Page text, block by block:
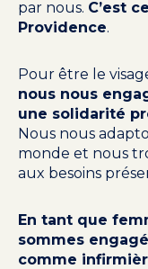
par nous. C’est
Providence.
Pour être le
nous nous
une solidarité
Nous nous
monde et nous
aux besoins
En tant que
sommes
comme